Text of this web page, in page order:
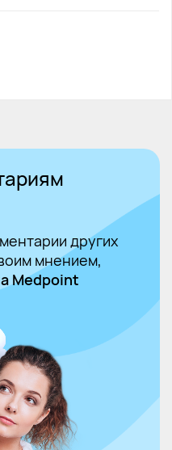
других
мнением,
Medpoint